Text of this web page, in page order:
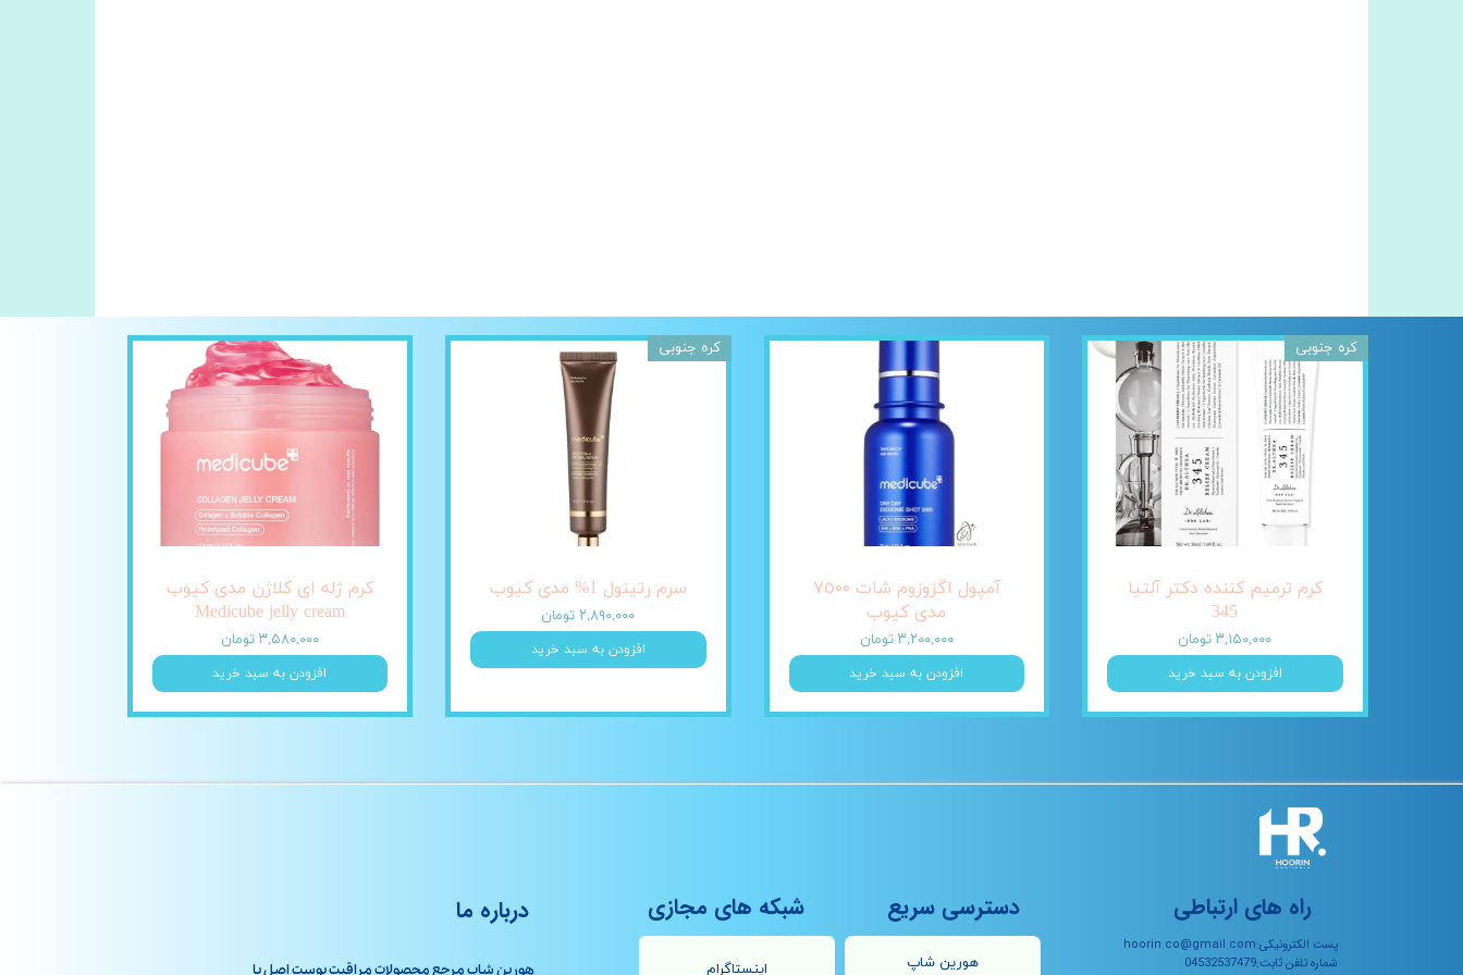
کرم ترمیم کننده دکتر آلتیا
345
۳,۱۵۰,۰۰۰ تومان
افزودن به سبد خرید
کره جنوبی
آمپول اگزوزوم شات ٧٥٠٠
مدی کیوب
۳,۲۰۰,۰۰۰ تومان
افزودن به سبد خرید
سرم رتینول 1% مدی کیوب
۲,۸۹۰,۰۰۰ تومان
افزودن به سبد خرید
کره جنوبی
کرم ژله ای کلاژن مدی کیوب
Medicube jelly cream
۳,۵۸۰,۰۰۰ تومان
افزودن به سبد خرید
پست الکترونیکی:hoorin.co@gmail.com
شماره تلفن ثابت:04532537479
راه های ارتباطی
هورین شاپ
دسترسی سریع
اینستاگرام
شبکه های مجازی
هورین شاپ مرجع محصولات مراقبت پوست اصل با
درباره ما